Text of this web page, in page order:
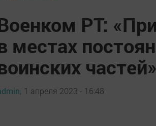
РТ:
местах
частей»
1 апреля 2023 - 16:48